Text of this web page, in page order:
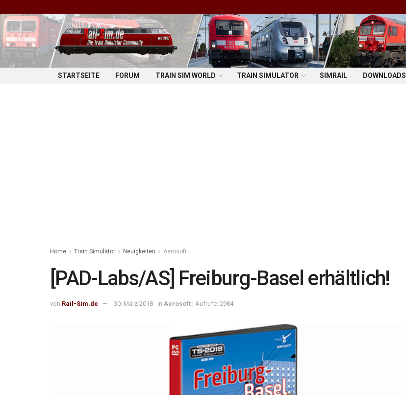
STARTSEITE FORUM TRAIN SIM WORLD TRAIN SIMULATOR SIMRAIL DOWNLOADS
Home Train Simulator Neuigkeiten Aerosoft
[PAD-Labs/AS] Freiburg-Basel erhältlich!
von Rail-Sim.de 30. März 2018 in Aerosoft | Aufrufe: 2984